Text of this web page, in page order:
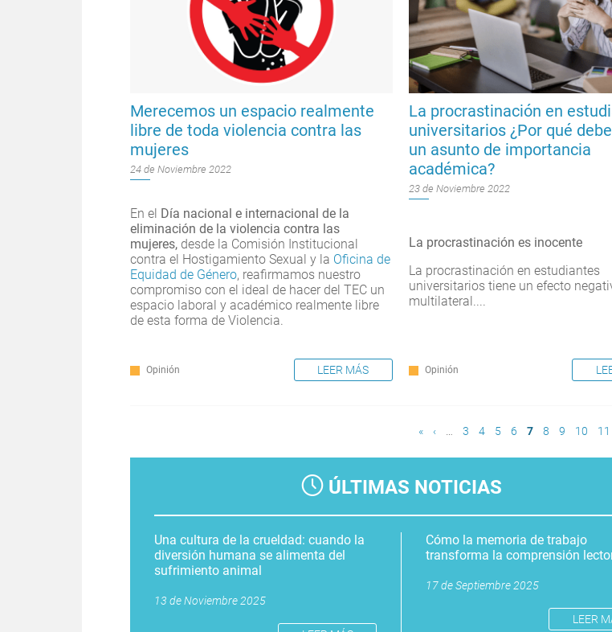
Merecemos un espacio realmente
libre de toda violencia contra las
mujeres
24 de Noviembre 2022
En el Día nacional e internacional de la
eliminación de la violencia contra las
mujeres, desde la Comisión Institucional
contra el Hostigamiento Sexual y la Oficina de
Equidad de Género, reafirmamos nuestro
compromiso con el ideal de hacer del TEC un
espacio laboral y académico realmente libre
de esta forma de Violencia.
Opinión LEER MÁS
La procrastinación en
universitarios ¿Por qué
un asunto de importancia
académica?
23 de Noviembre 2022
La procrastinación es inocente
La procrastinación en estudiantes
universitarios tiene un efecto
multilateral....
Opinión
« ‹ … 3 4 5 6 7 8 9 10 11
ÚLTIMAS NOTICIAS
Una cultura de la crueldad: cuando la
diversión humana se alimenta del
sufrimiento animal
13 de Noviembre 2025
Cómo la memoria de trabajo
transforma la comprensión
17 de Septiembre 2025
LEER